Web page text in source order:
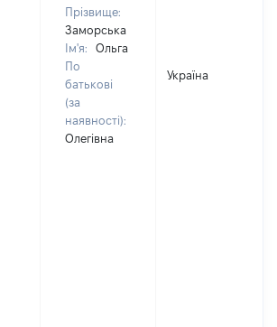
Прізвище:
Заморська
Ім'я:
Ольга
По
батькові
(за
наявності):
Олегівна
Україна